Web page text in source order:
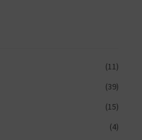
(11)
(39)
(15)
(4)